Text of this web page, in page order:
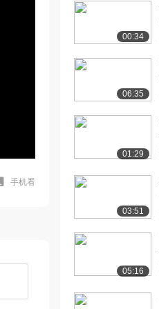
手机看
00:34
06:35
01:29
03:51
05:16